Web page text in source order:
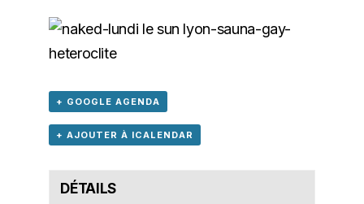
+ GOOGLE AGENDA
+ AJOUTER À ICALENDAR
DÉTAILS